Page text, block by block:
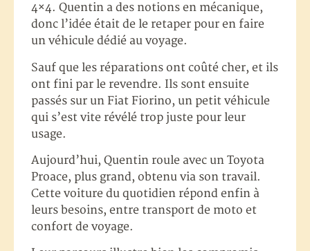
4×4. Quentin a des notions en mécanique,
donc l’idée était de le retaper pour en faire
un véhicule dédié au voyage.
Sauf que les réparations ont coûté cher, et ils
ont fini par le revendre. Ils sont ensuite
passés sur un Fiat Fiorino, un petit véhicule
qui s’est vite révélé trop juste pour leur
usage.
Aujourd’hui, Quentin roule avec un Toyota
Proace, plus grand, obtenu via son travail.
Cette voiture du quotidien répond enfin à
leurs besoins, entre transport de moto et
confort de voyage.